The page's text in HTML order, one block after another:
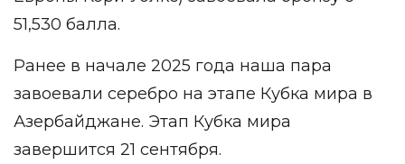
51,530 балла.
Ранее в начале 2025 года наша пара
завоевали серебро на этапе Кубка мира в
Азербайджане. Этап Кубка мира
завершится 21 сентября.